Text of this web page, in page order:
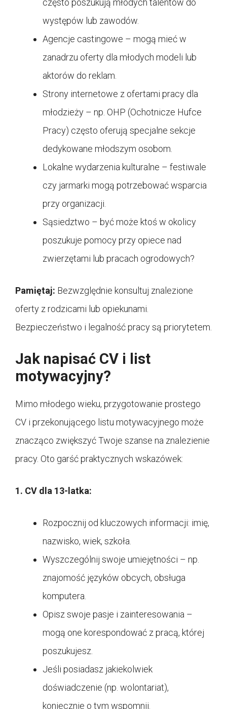
często poszukują młodych talentów do
występów lub zawodów.
Agencje castingowe – mogą mieć w
zanadrzu oferty dla młodych modeli lub
aktorów do reklam.
Strony internetowe z ofertami pracy dla
młodzieży – np. OHP (Ochotnicze Hufce
Pracy) często oferują specjalne sekcje
dedykowane młodszym osobom.
Lokalne wydarzenia kulturalne – festiwale
czy jarmarki mogą potrzebować wsparcia
przy organizacji.
Sąsiedztwo – być może ktoś w okolicy
poszukuje pomocy przy opiece nad
zwierzętami lub pracach ogrodowych?
Pamiętaj: Bezwzględnie konsultuj znalezione
oferty z rodzicami lub opiekunami.
Bezpieczeństwo i legalność pracy są priorytetem.
Jak napisać CV i list
motywacyjny?
Mimo młodego wieku, przygotowanie prostego
CV i przekonującego listu motywacyjnego może
znacząco zwiększyć Twoje szanse na znalezienie
pracy. Oto garść praktycznych wskazówek:
1. CV dla 13-latka:
Rozpocznij od kluczowych informacji: imię,
nazwisko, wiek, szkoła.
Wyszczególnij swoje umiejętności – np.
znajomość języków obcych, obsługa
komputera.
Opisz swoje pasje i zainteresowania –
mogą one korespondować z pracą, której
poszukujesz.
Jeśli posiadasz jakiekolwiek
doświadczenie (np. wolontariat),
koniecznie o tym wspomnij.